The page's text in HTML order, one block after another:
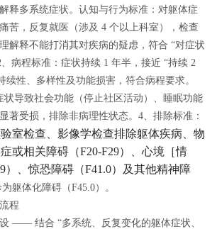
释多系统症状。认知与行为标准：对躯体症
苦，反复就医（涉及 4 个以上科室），检查
解释不能打消其对疾病的疑虑，符合 “对症状
病程标准：症状持续 1 年半，接近 “持续 2
续性、多样性及功能损害，符合病程要求。
状导致社会功能（停止社区活动）、睡眠功能
著受损，排除非病理性状态。4、排除标准：
室检查、影像学检查排除躯体疾病、物
或相关障碍（F20-F29）、心境［情
）、惊恐障碍（F41.0）及其他精神障
躯体化障碍（F45.0）。
程
—— 结合 “多系统、反复变化的躯体症状、